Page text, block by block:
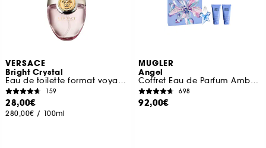
VERSACE
Bright Crystal
Eau de toilette format voyage
159
28,00€
280,00€ / 100ml
MUGLER
Angel
Coffret Eau de Parfum Ambrée Gourmande pour Femme
698
92,00€